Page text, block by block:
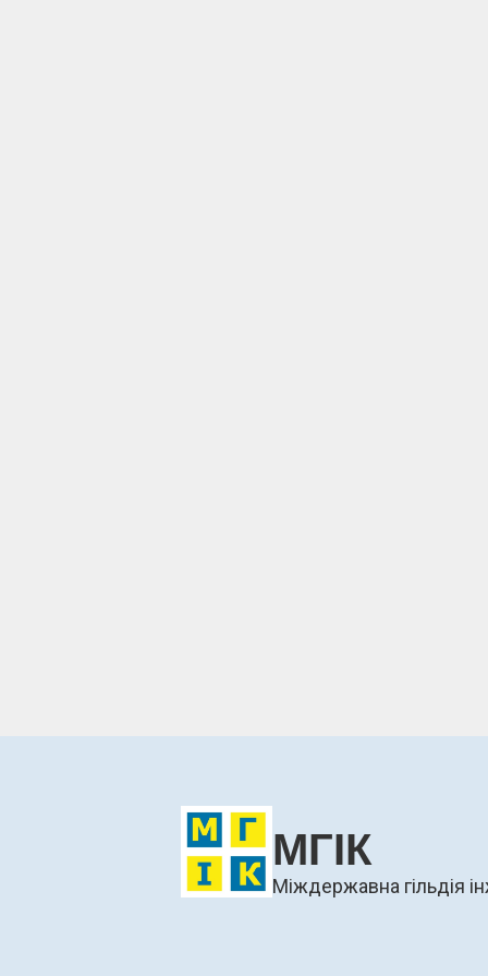
МГІК
Міждержавна гільдія